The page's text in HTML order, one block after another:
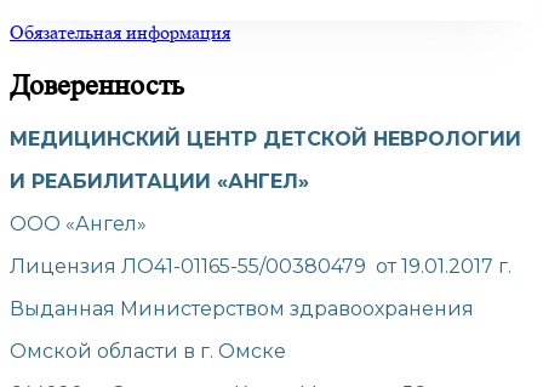
Обязательная информация
Доверенность
МЕДИЦИНСКИЙ ЦЕНТР ДЕТСКОЙ НЕВРОЛОГИИ
И РЕАБИЛИТАЦИИ «АНГЕЛ»
ООО «Ангел»
Лицензия ЛО41-01165-55/00380479 от 19.01.2017 г.
Выданная Министерством здравоохранения
Омской области в г. Омске